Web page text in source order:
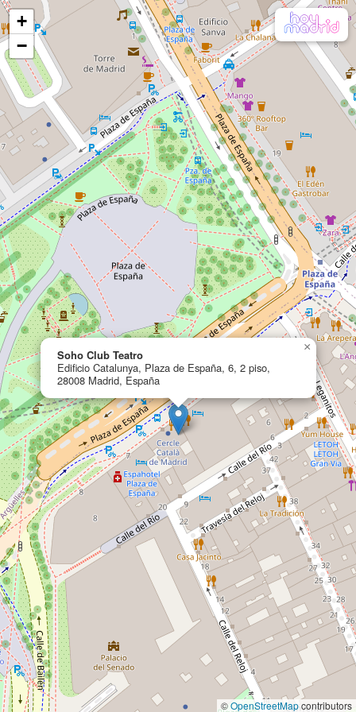
Soho Club Teatro
Edificio Catalunya, Plaza de España, 6, 2 piso,
28008 Madrid, España
×
+
−
©OpenStreetMapcontributors